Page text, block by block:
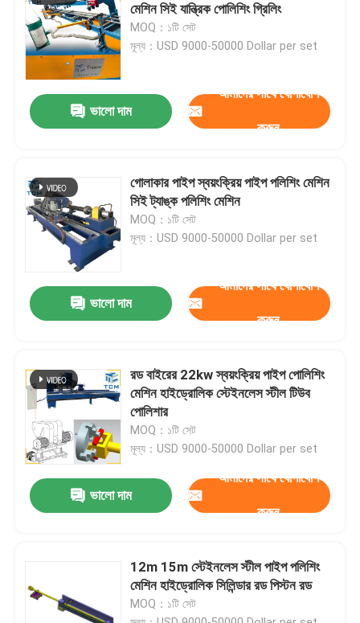
পণ্য
আমাদের সম্বন্ধে
কারখানা পরিদর্শন
আমাদের সাথে যোগাযোগ করুন
খবর
মামলা
ট্যাংক পোলিশিং মেশিন
মেশিন সিই যান্ত্রিক পোলিশিং গ্রিলিং
MOQ：১টি সেট
মূল্য：USD 9000-50000 Dollar per set
ভালো দাম
আমাদের সাথে যোগাযোগ
করুন
গোলাকার পাইপ স্বয়ংক্রিয় পাইপ পলিশিং মেশিন
সিই ট্যাঙ্ক পলিশিং মেশিন
MOQ：১টি সেট
মূল্য：USD 9000-50000 Dollar per set
ভালো দাম
আমাদের সাথে যোগাযোগ
করুন
রড বাইরের 22kw স্বয়ংক্রিয় পাইপ পোলিশিং
মেশিন হাইড্রোলিক স্টেইনলেস স্টীল টিউব
পোলিশার
MOQ：১টি সেট
মূল্য：USD 9000-50000 Dollar per set
ভালো দাম
আমাদের সাথে যোগাযোগ
করুন
12m 15m স্টেইনলেস স্টীল পাইপ পলিশিং
মেশিন হাইড্রোলিক সিলিন্ডার রড পিস্টন রড
MOQ：১টি সেট